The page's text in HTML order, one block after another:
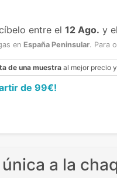
entre el 12 Ago. y el
en España Peninsular. Para
de una muestra al mejor precio
de 99€!
a la